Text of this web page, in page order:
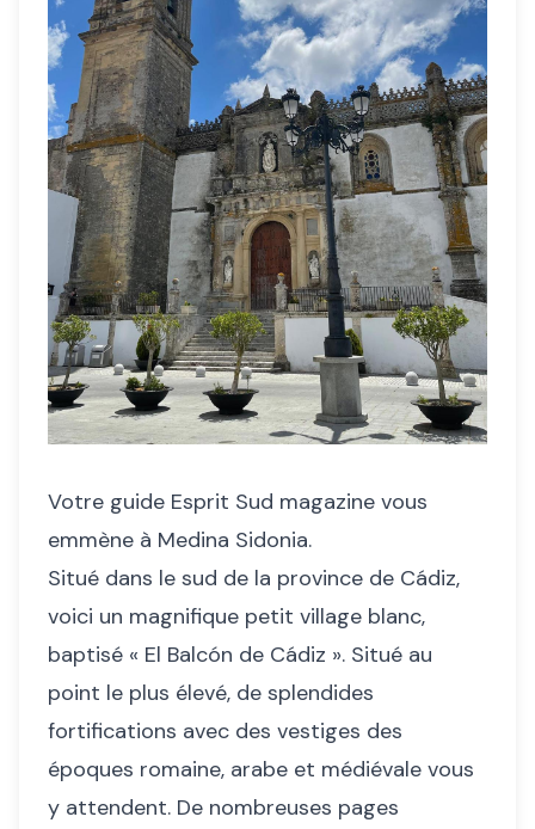
Votre guide Esprit Sud magazine vous
emmène à Medina Sidonia.
Situé dans le sud de la province de Cádiz,
voici un magnifique petit village blanc,
baptisé « El Balcón de Cádiz ». Situé au
point le plus élevé, de splendides
fortifications avec des vestiges des
époques romaine, arabe et médiévale vous
y attendent. De nombreuses pages